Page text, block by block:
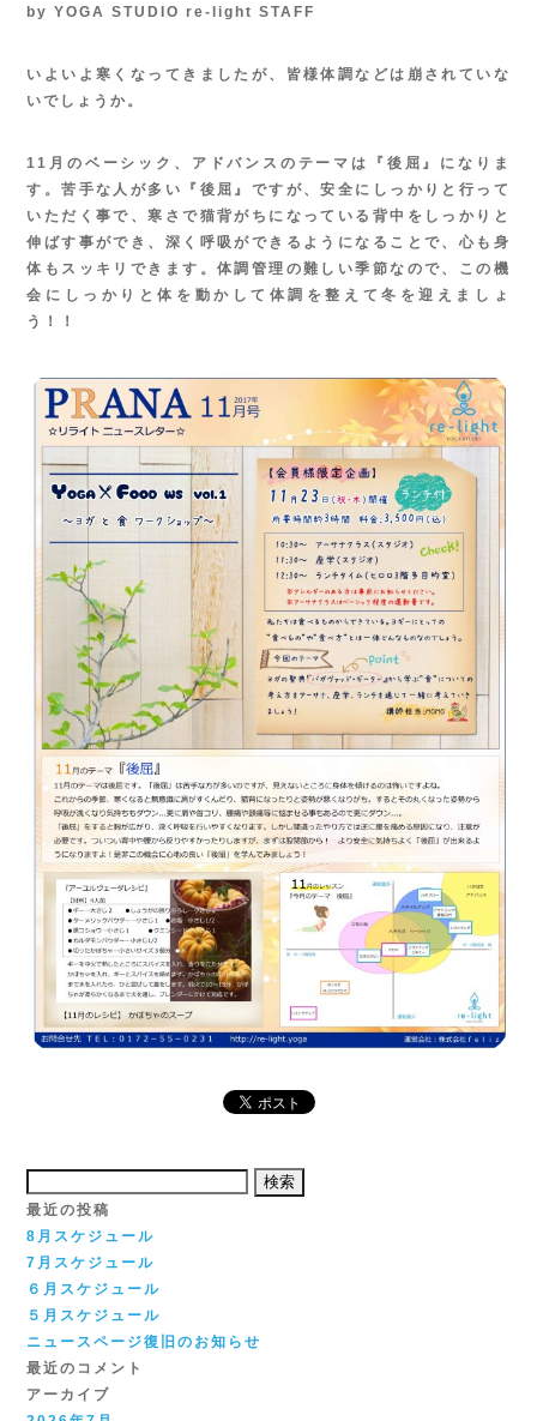
by YOGA STUDIO re-light STAFF
いよいよ寒くなってきましたが、皆様体調などは崩されていな
いでしょうか。
11月のベーシック、アドバンスのテーマは『後屈』になりま
す。苦手な人が多い『後屈』ですが、安全にしっかりと行って
いただく事で、寒さで猫背がちになっている背中をしっかりと
伸ばす事ができ、深く呼吸ができるようになることで、心も身
体もスッキリできます。体調管理の難しい季節なので、この機
会にしっかりと体を動かして体調を整えて冬を迎えましょ
う！！
索:
最近の投稿
8月スケジュール
7月スケジュール
６月スケジュール
５月スケジュール
ニュースページ復旧のお知らせ
最近のコメント
アーカイブ